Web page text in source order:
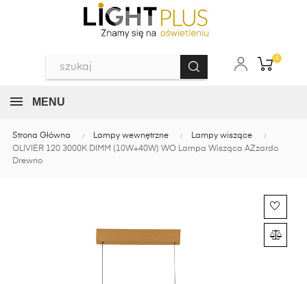
0
MENU
Strona Główna Lampy wewnętrzne
Lampy wiszące
OLIVIER 120 3000K DIMM (10W+40W) WO Lampa Wisząca AZzardo
Drewno